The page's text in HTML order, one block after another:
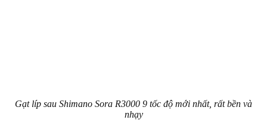
Gạt líp sau Shimano Sora R3000 9 tốc độ mới nhất, rất bền và
nhạy